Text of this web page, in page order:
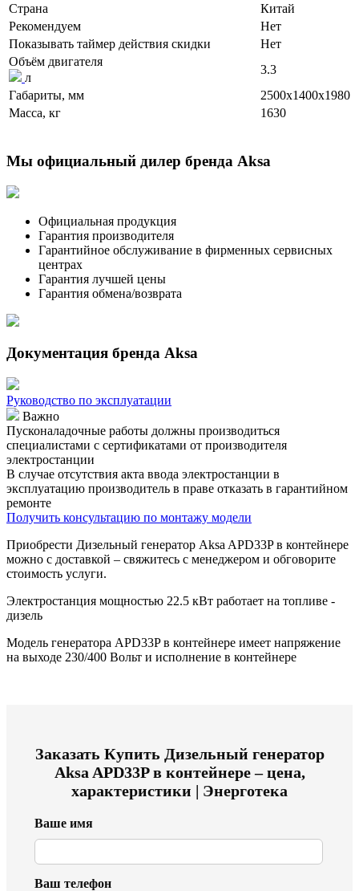
Страна
Китай
Рекомендуем
Нет
Показывать таймер действия скидки
Нет
Объём двигателя
л
3.3
Габариты, мм
2500x1400x1980
Масса, кг
1630
Мы официальный дилер бренда Aksa
Официальная продукция
Гарантия производителя
Гарантийное обслуживание в фирменных сервисных
центрах
Гарантия лучшей цены
Гарантия обмена/возврата
Документация бренда Aksa
Руководство по эксплуатации
Важно
Пусконаладочные работы должны производиться
специалистами с сертификатами от производителя
электростанции
В случае отсутствия акта ввода электростанции в
эксплуатацию производитель в праве отказать в гарантийном
ремонте
Получить консультацию по монтажу модели
Приобрести Дизельный генератор Aksa APD33P в контейнере
можно с доставкой – свяжитесь с менеджером и обговорите
стоимость услуги.
Электростанция мощностью 22.5 кВт работает на топливе -
дизель
Модель генератора APD33P в контейнере имеет напряжение
на выходе 230/400 Вольт и исполнение в контейнере
Заказать Купить Дизельный генератор
Aksa APD33P в контейнере – цена,
характеристики | Энерготека
Ваше имя
Ваш телефон